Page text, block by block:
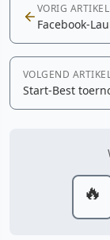
VORIG ARTIKEL
Facebook-
VOLGEND
Start-Best
🔥